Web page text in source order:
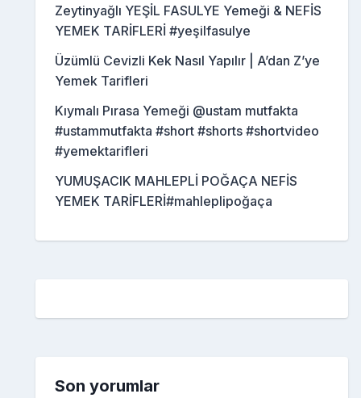
Zeytinyağlı YEŞİL FASULYE Yemeği & NEFİS
YEMEK TARİFLERİ #yeşilfasulye
Üzümlü Cevizli Kek Nasıl Yapılır | A’dan Z’ye
Yemek Tarifleri
Kıymalı Pırasa Yemeği @ustam mutfakta
#ustammutfakta #short #shorts #shortvideo
#yemektarifleri
YUMUŞACIK MAHLEPLİ POĞAÇA NEFİS
YEMEK TARİFLERİ#mahleplipoğaça
Son yorumlar